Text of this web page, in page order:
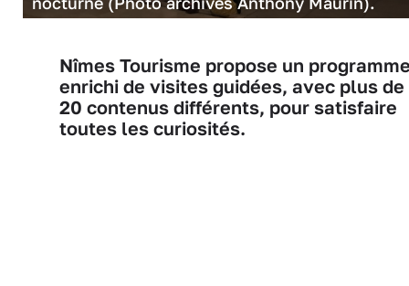
Nîmes Tourisme propose un
enrichi de visites guidées, avec plus de
20 contenus différents, pour satisfaire
toutes les curiosités.